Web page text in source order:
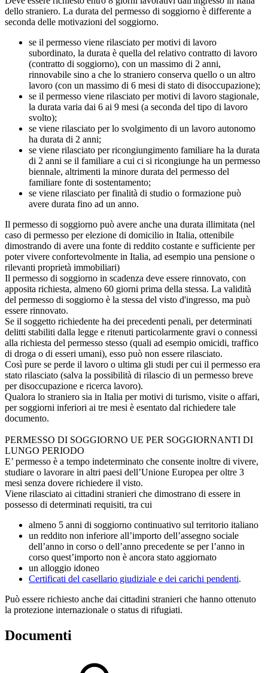
dello straniero. La durata del permesso di soggiorno è differente a
seconda delle motivazioni del soggiorno.
se il permesso viene rilasciato per motivi di lavoro
subordinato, la durata è quella del relativo contratto di lavoro
(contratto di soggiorno), con un massimo di 2 anni,
rinnovabile sino a che lo straniero conserva quello o un altro
lavoro (con un massimo di 6 mesi di stato di disoccupazione);
se il permesso viene rilasciato per motivi di lavoro stagionale,
la durata varia dai 6 ai 9 mesi (a seconda del tipo di lavoro
svolto);
se viene rilasciato per lo svolgimento di un lavoro autonomo
ha durata di 2 anni;
se viene rilasciato per ricongiungimento familiare ha la durata
di 2 anni se il familiare a cui ci si ricongiunge ha un permesso
biennale, altrimenti la minore durata del permesso del
familiare fonte di sostentamento;
se viene rilasciato per finalità di studio o formazione può
avere durata fino ad un anno.
Il permesso di soggiorno può avere anche una durata illimitata (nel
caso di permesso per elezione di domicilio in Italia, ottenibile
dimostrando di avere una fonte di reddito costante e sufficiente per
poter vivere confortevolmente in Italia, ad esempio una pensione o
rilevanti proprietà immobiliari)
Il permesso di soggiorno in scadenza deve essere rinnovato, con
apposita richiesta, almeno 60 giorni prima della stessa. La validità
del permesso di soggiorno è la stessa del visto d'ingresso, ma può
essere rinnovato.
Se il soggetto richiedente ha dei precedenti penali, per determinati
delitti stabiliti dalla legge e ritenuti particolarmente gravi o connessi
alla richiesta del permesso stesso (quali ad esempio omicidi, traffico
di droga o di esseri umani), esso può non essere rilasciato.
Così pure se perde il lavoro o ultima gli studi per cui il permesso era
stato rilasciato (salva la possibilità di rilascio di un permesso breve
per disoccupazione e ricerca lavoro).
Qualora lo straniero sia in Italia per motivi di turismo, visite o affari,
per soggiorni inferiori ai tre mesi è esentato dal richiedere tale
documento.
PERMESSO DI SOGGIORNO UE PER SOGGIORNANTI DI
LUNGO PERIODO
E’ permesso è a tempo indeterminato che consente inoltre di vivere,
studiare o lavorare in altri paesi dell’Unione Europea per oltre 3
mesi senza dovere richiedere il visto.
Viene rilasciato ai cittadini stranieri che dimostrano di essere in
possesso di determinati requisiti, tra cui
almeno 5 anni di soggiorno continuativo sul territorio italiano
un reddito non inferiore all’importo dell’assegno sociale
dell’anno in corso o dell’anno precedente se per l’anno in
corso quest’importo non è ancora stato aggiornato
un alloggio idoneo
Certificati del casellario giudiziale e dei carichi pendenti.
Può essere richiesto anche dai cittadini stranieri che hanno ottenuto
la protezione internazionale o status di rifugiati.
Documenti